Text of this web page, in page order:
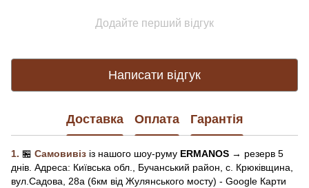
Додайте перший відгук
Написати відгук
Доставка Оплата Гарантія
1. 🏪 Самовивіз із нашого шоу-руму ERMANOS → резерв 5
днів. Адреса: Київська обл.,
Бучанський район, с. Крюківщина,
вул.Садова, 28а (6км від Жулянського мосту) - Google Карти